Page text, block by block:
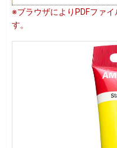
※ブラウザによりPDFファ
す。